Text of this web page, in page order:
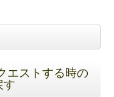
エストする時の
す